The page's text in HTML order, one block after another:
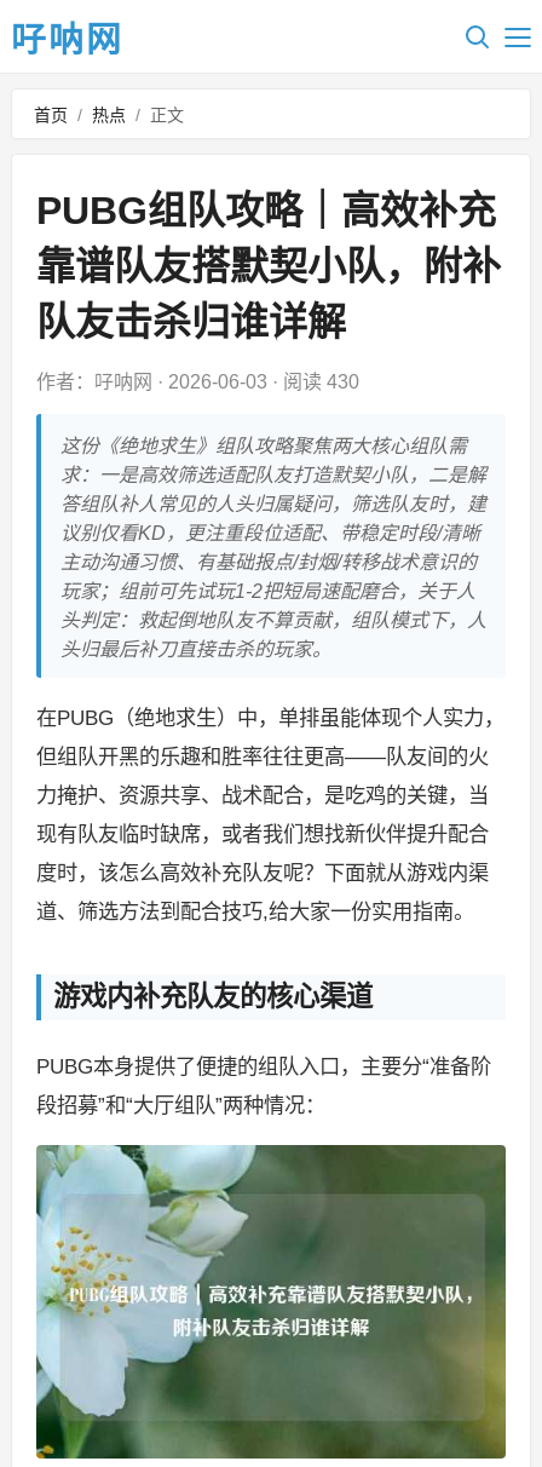
吇呐网
首页 / 热点 / 正文
PUBG组队攻略｜高效补充
靠谱队友搭默契小队，附补
队友击杀归谁详解
作者：吇呐网 · 2026-06-03 · 阅读 430
这份《绝地求生》组队攻略聚焦两大核心组队需
求：一是高效筛选适配队友打造默契小队，二是解
答组队补人常见的人头归属疑问，筛选队友时，建
议别仅看KD，更注重段位适配、带稳定时段/清晰
主动沟通习惯、有基础报点/封烟/转移战术意识的
玩家；组前可先试玩1-2把短局速配磨合，关于人
头判定：救起倒地队友不算贡献，组队模式下，人
头归最后补刀直接击杀的玩家。
在PUBG（绝地求生）中，单排虽能体现个人实力，
但组队开黑的乐趣和胜率往往更高——队友间的火
力掩护、资源共享、战术配合，是吃鸡的关键，当
现有队友临时缺席，或者我们想找新伙伴提升配合
度时，该怎么高效补充队友呢？下面就从游戏内渠
道、筛选方法到配合技巧,给大家一份实用指南。
游戏内补充队友的核心渠道
PUBG本身提供了便捷的组队入口，主要分“准备阶
段招募”和“大厅组队”两种情况：